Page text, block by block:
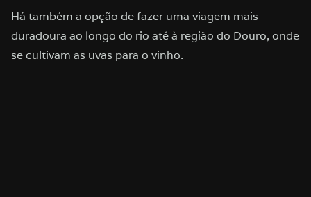
Há também a opção de fazer uma viagem mais
duradoura ao longo do rio até à região do Douro, onde
se cultivam as uvas para o vinho.